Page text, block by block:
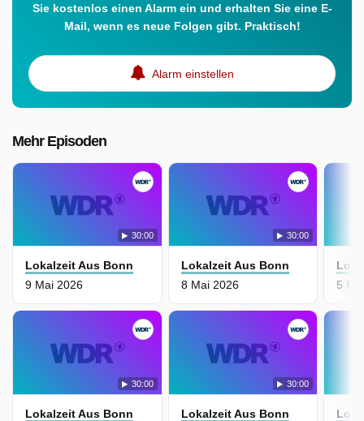
Sie kostenlos einen Alarm ein und erhalten Sie eine E-
Mail, wenn es neue Folgen gibt. Praktisch!
Alarm einstellen
Mehr Episoden
30:00
Lokalzeit Aus Bonn
9 Mai 2026
30:00
Lokalzeit Aus Bonn
8 Mai 2026
30:00
Lokalzeit Aus Bonn
30:00
Lokalzeit Aus Bonn
5